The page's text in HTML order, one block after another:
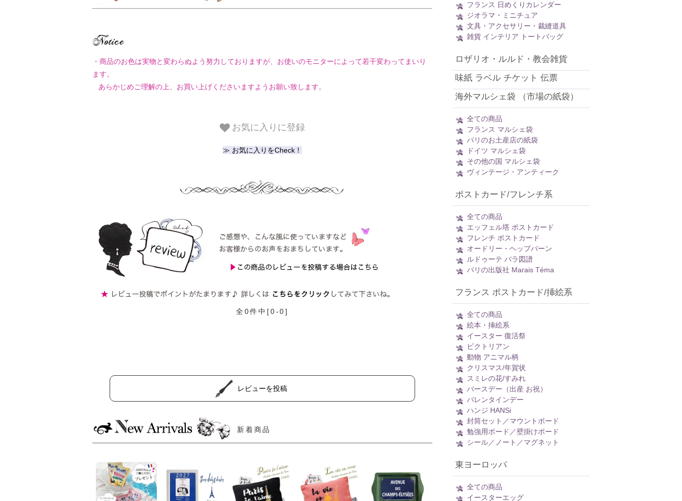
・商品のお色は実物と変わらぬよう努力しておりますが、お使いのモニターによって若干変わってまいり
ます。
あらかじめご理解の上、お買い上げくださいますようお願い致します。
お気に入りに登録
≫ お気に入りをCheck！
全0件中[0-0]
レビューを投稿
新着商品
フランス 日めくりカレンダー
ジオラマ・ミニチュア
文具・アクセサリー・裁縫道具
雑貨 インテリア トートバッグ
ロザリオ・ルルド・教会雑貨
味紙 ラベル チケット 伝票
海外マルシェ袋 （市場の紙袋）
全ての商品
フランス マルシェ袋
パリのお土産店の紙袋
ドイツ マルシェ袋
その他の国 マルシェ袋
ヴィンテージ・アンティーク
ポストカード/フレンチ系
全ての商品
エッフェル塔 ポストカード
フレンチ ポストカード
オードリー・ヘップバーン
ルドゥーテ バラ図譜
パリの出版社 Marais Téma
フランス ポストカード/挿絵系
全ての商品
絵本・挿絵系
イースター 復活祭
ビクトリアン
動物 アニマル柄
クリスマス/年賀状
スミレの花/すみれ
バースデー（出産 お祝）
バレンタインデー
ハンジ HANSi
封筒セット／マウントボード
勉強用ボード／壁掛けボード
シール／ノート／マグネット
東ヨーロッパ
全ての商品
イースターエッグ